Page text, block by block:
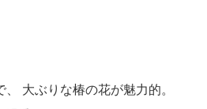
大ぶりな椿の花が魅力的。